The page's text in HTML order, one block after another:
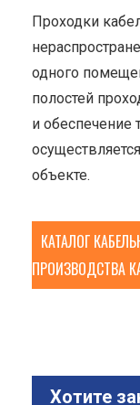
Проходки
одного
полостей
и обеспечение
объекте.
КАТАЛОГ
ПРОИЗВОДСТВА
Хотите